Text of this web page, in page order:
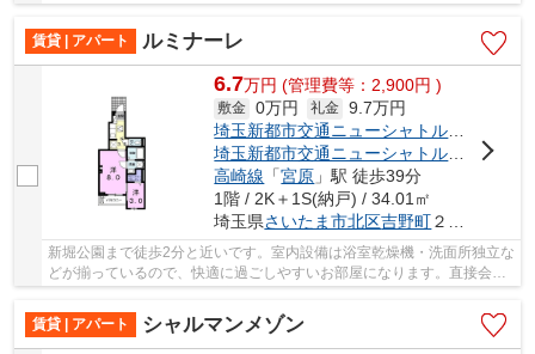
ッド グラーツィア」。セキュリティ面は、TV...
賃貸 | アパート
ルミナーレ
6.7万円 (管理費等：2,900円 )
敷金 0万円 礼金 9.7万円
埼玉新都市交通ニューシャトル
「
埼玉新都市交通ニューシャトル
「 吉野原
高崎線 「宮原 」駅 徒歩39分
1階 / 2K＋1S(納戸) / 34.01㎡
埼玉県さいたま市北区吉野町２丁目２６０-７
新堀公園まで徒歩2分と近いです。室内設備は浴室乾燥機・洗面所独立な
どが揃っているので、快適に過ごしやすいお部屋になります。直接会わ
賃貸 | アパート
シャルマンメゾン